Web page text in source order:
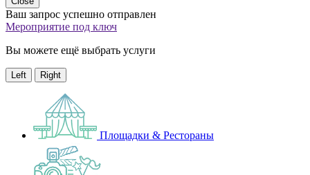
Ваш запрос успешно отправлен
Мероприятие под ключ
Вы можете ещё выбрать услуги
Left Right
Площадки & Рестораны